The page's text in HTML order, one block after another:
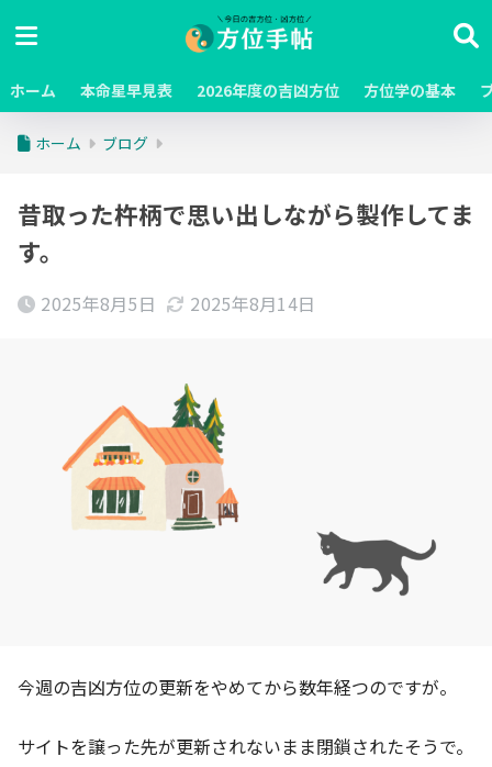
ホーム 本命星早見表 2026年度の吉凶方位 方位学の基本
ホーム ブログ
昔取った杵柄で思い出しながら製作してま
す。
2025年8月5日 2025年8月14日
今週の吉凶方位の更新をやめてから数年経つのですが。
サイトを譲った先が更新されないまま閉鎖されたそうで。